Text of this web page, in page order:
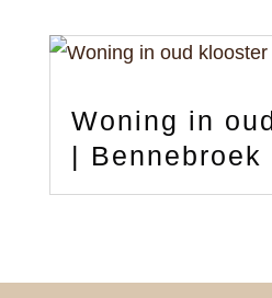
Woning in
| Bennebroek